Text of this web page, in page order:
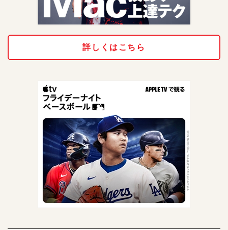
詳しくはこちら